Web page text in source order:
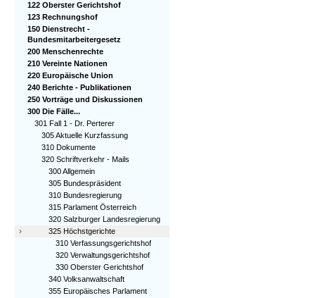
122 Oberster Gerichtshof
123 Rechnungshof
150 Dienstrecht -
Bundesmitarbeitergesetz
200 Menschenrechte
210 Vereinte Nationen
220 Europäische Union
240 Berichte - Publikationen
250 Vorträge und Diskussionen
300 Die Fälle...
301 Fall 1 - Dr. Perterer
305 Aktuelle Kurzfassung
310 Dokumente
320 Schriftverkehr - Mails
300 Allgemein
305 Bundespräsident
310 Bundesregierung
315 Parlament Österreich
320 Salzburger Landesregierung
›
325 Höchstgerichte
310 Verfassungsgerichtshof
320 Verwaltungsgerichtshof
330 Oberster Gerichtshof
340 Volksanwaltschaft
355 Europäisches Parlament